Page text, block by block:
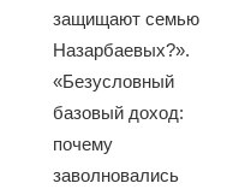
защищают семью
Назарбаевых?».
«Безусловный
базовый доход:
почему
заволновались